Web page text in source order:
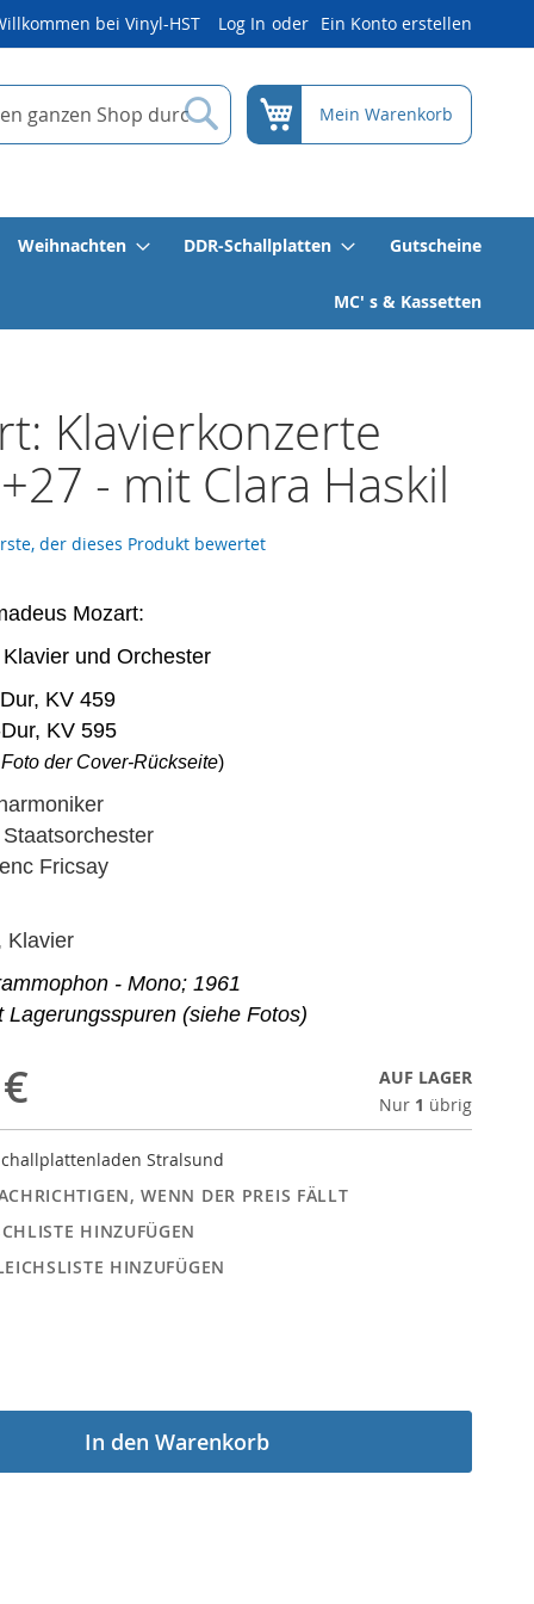
bei Vinyl-HST Log In Ein Konto erstellen
Suche
Mein Warenkorb
Weihnachten DDR-Schallplatten Gutscheine
MC' s & Kassetten
Klavierkonzerte
- mit Clara Haskil
der dieses Produkt bewertet
Mozart:
und Orchester
KV 459
KV 595
der Cover-Rückseite)
Fricsay
Klavier
- Mono; 1961
Lagerungsspuren (siehe Fotos)
AUF LAGER
Nur 1 übrig
Stralsund
WENN DER PREIS FÄLLT
HINZUFÜGEN
HINZUFÜGEN
In den Warenkorb